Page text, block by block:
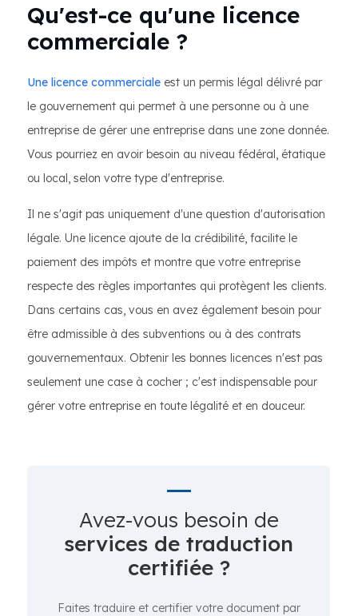
Qu'est-ce qu'une licence
commerciale ?
Une licence commerciale est un permis légal délivré par
le gouvernement qui permet à une personne ou à une
entreprise de gérer une entreprise dans une zone donnée.
Vous pourriez en avoir besoin au niveau fédéral, étatique
ou local, selon votre type d'entreprise.
Il ne s'agit pas uniquement d'une question d'autorisation
légale. Une licence ajoute de la crédibilité, facilite le
paiement des impôts et montre que votre entreprise
respecte des règles importantes qui protègent les clients.
Dans certains cas, vous en avez également besoin pour
être admissible à des subventions ou à des contrats
gouvernementaux. Obtenir les bonnes licences n'est pas
seulement une case à cocher ; c'est indispensable pour
gérer votre entreprise en toute légalité et en douceur.
Avez-vous besoin de
services de traduction
certifiée ?
Faites traduire et certifier votre document par